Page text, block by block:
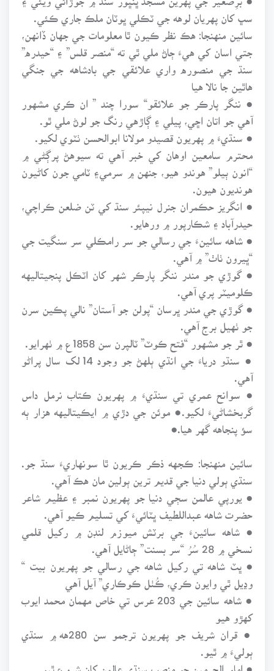
سڀ کان پهريان لوهه جي ٽڪلي ڀوٽان ملڪ جاري ڪئي.
سائين منهنجا: هڪ نظر ڪيون ٿا معلومات جي جهان ڏانهن،
جتي اسان کي هيءَ ڄاڻ ملي ٿي ته “منصر قلس” ۽ “حيدره”
سنڌ جي منصوره واري علائقي جي بادشاهه جي جنگي
هاٿين جا نالا هيا
● ننگر پارڪر جو علائقو“ سورا چند ” ان ڪري مشهور
آهي جو اتان اڇي، پيلي ۽ ڳاڙهي رنگ جو لوڻ ملي ٿو.
● سنڌيءَ ۾ پهريون قصيدو مولانا ابوالحسن ٺٽوي لکيو.
محترم سامعين اوهان کي خبر آهي ته سيوهڻ پرڳڻي ۾
“انون ٻيلو” هوندو هيو، جنهن ۾ سرمي۽ ٽامي جون کاڻيون
● انگريز حڪمران جنرل نيپئر سنڌ کي ٽن ضلعن ڪراچي،
حيدرآباد ۽ شڪارپور ۾ ورهايو.
● شاهه سائينءَ جي رسالي جو سر رامڪلي سر سنگيت جي
“ڀيرون ٺاٺ” ۾ آهي.
● گوڙي جو مندر ننگر پارڪر شهر کان اٽڪل پنجيتاليهه
ڪلوميٽر پري آهي.
● گوڙي جي مندر ڀرسان “پولن جو آستان” نالي پڪين سرن
جو ٺهيل برج آهي.
● ٿر جو مشهور “فتح ڪوٽ” ٽالپرن سن 1858ع ۾ ٺهرايو.
● سنڌو درياءَ جي انڌي ٻلهڻ جو وجود 14 لک سال پراڻو
آهي.
● سوانح عمري تي سنڌيءَ ۾ پهريون ڪتاب نرمل داس
گربخشاڻيءَ لکيو.● موئن جي دڙي ۾ ايڪيتاليهه هزار ٻه
سؤ پنجاهه گهر هيا.●
سائين منهنجا: ڪجهه ذڪر ڪريون ٿا سونهاريءَ سنڌ جو.
سنڌي ٻولي دنيا جي قديم ترين ٻولين مان هڪ آهي.
● يورپي عالمن سڄي دنيا جو پهريون نمبر ۽ عظيم شاعر
حضرت شاهه عبداللطيف ڀٽائيءَ کي تسليم ڪيو آهي.
● شاهه سائينءَ جي برٽش ميوزم لنڊن ۾ رکيل قلمي
● ڀٽ شاهه تي رکيل شاهه جي رسالي جو پهريون بيت “
وڍيل ٿي وايون ڪري، ڪُٺل ڪوڪاري” آيل آهي
● شاهه سائين جي 203 عرس تي خاص مهمان محمد ايوب
کهڙو هيو
● قران شريف جو پهريون ترجمو سن 280هه ۾ سنڌي
ٻوليءَ ۾ ٿيو.
● امام الحرمين جو منصب سنڌي عالمن کان شروع ٿيو.